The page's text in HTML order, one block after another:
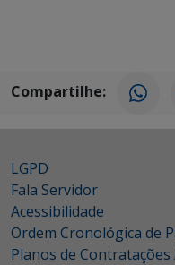
Compartilhe:
LGPD
Fala Servidor
Acessibilidade
Ordem Cronológica de
Planos de Contratações